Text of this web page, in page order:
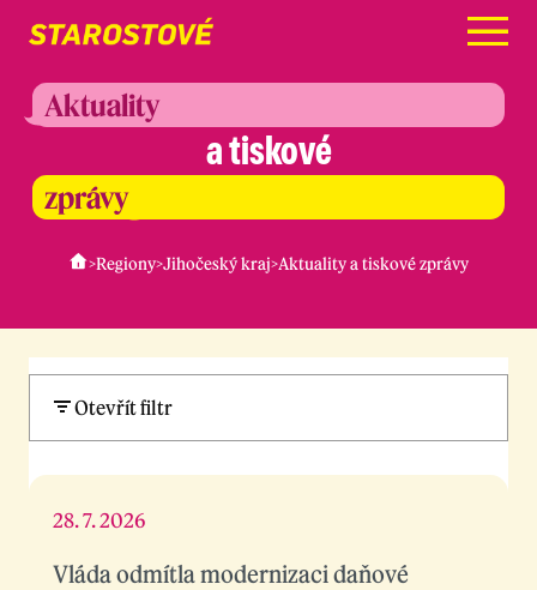
Menu
Aktuality
a tiskové
zprávy
>Regiony>Jihočeský kraj>Aktuality a tiskové zprávy
Otevřít filtr
Vláda odmítla modernizaci daňové
28. 7. 2026